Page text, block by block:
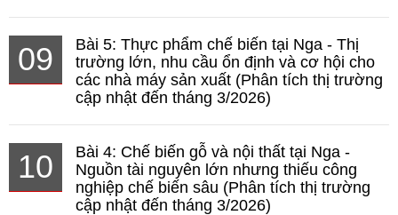
09
Bài 5: Thực phẩm chế biến tại Nga - Thị
trường lớn, nhu cầu ổn định và cơ hội cho
các nhà máy sản xuất (Phân tích thị trường
cập nhật đến tháng 3/2026)
10
Bài 4: Chế biến gỗ và nội thất tại Nga -
Nguồn tài nguyên lớn nhưng thiếu công
nghiệp chế biến sâu (Phân tích thị trường
cập nhật đến tháng 3/2026)